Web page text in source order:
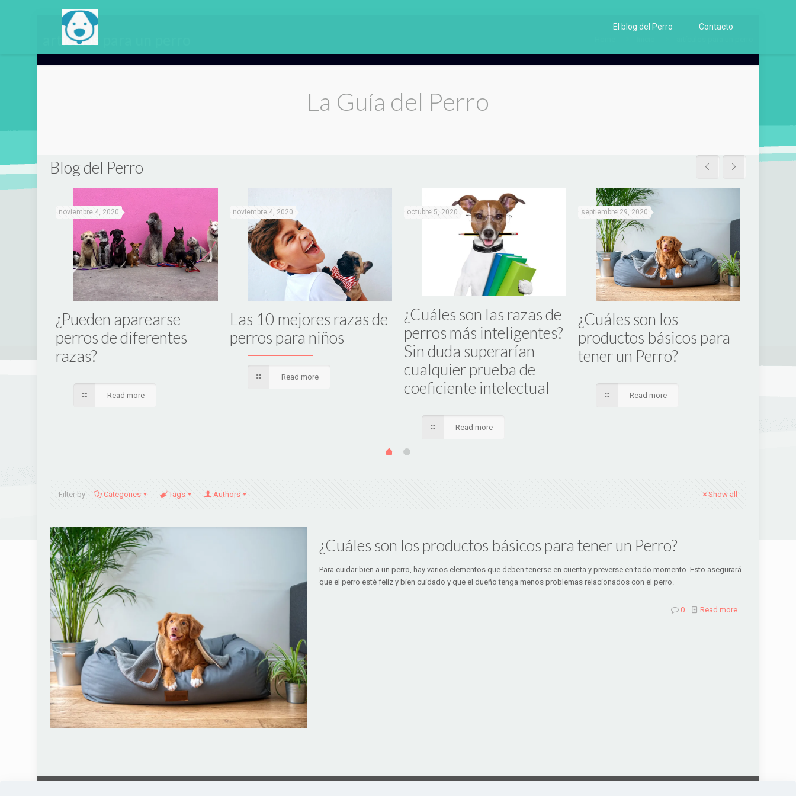
El blog del Perro Contacto
artículos para un perro
La Guía del Perro
Blog del Perro
noviembre 4, 2020
¿Pueden aparearse
perros de diferentes
razas?
Read more
noviembre 4, 2020
Las 10 mejores razas de
perros para niños
Read more
octubre 5, 2020
¿Cuáles son las razas de
perros más inteligentes?
Sin duda superarían
cualquier prueba de
coeficiente intelectual
Read more
septiembre 29, 2020
¿Cuáles son los
productos básicos para
tener un Perro?
Read more
Filter by Categories Tags Authors Show all
¿Cuáles son los productos básicos para tener un Perro?
Para cuidar bien a un perro, hay varios elementos que deben tenerse en cuenta y preverse en todo momento. Esto asegurará
que el perro esté feliz y bien cuidado y que el dueño tenga menos problemas relacionados con el perro.
0 Read more